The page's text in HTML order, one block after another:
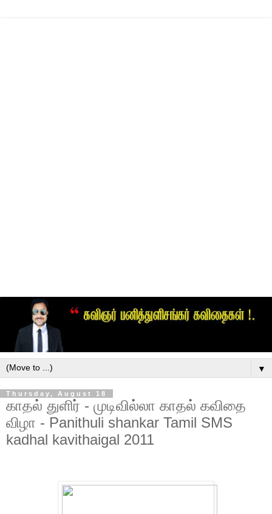
▼
Thursday, August 18
காதல் துளிர் - முடிவில்லா காதல் கவிதை
விழா - Panithuli shankar Tamil SMS
kadhal kavithaigal 2011